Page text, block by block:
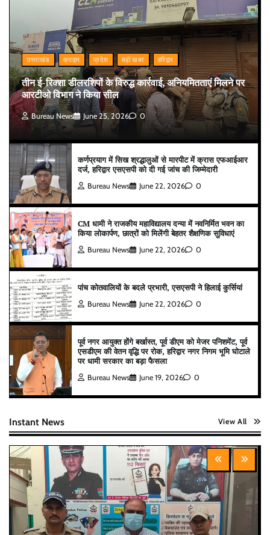
उत्तराखंड क्राइम प्रदेश बड़ी खबर हरिद्वार
तीन ई-रिक्शा डीलरशिपों के विरुद्ध कार्रवाई, अनियमितताएं मिलने पर
आरटीओ विभाग ने किया सील
Bureau News June 25, 2026 0
कर्णप्रयाग में सिख श्रद्धालुओं से मारपीट में क्रास एफआईआर
दर्ज, हरिद्वार एसएसपी को दी गई जांच की जिम्मेदारी
Bureau News June 22, 2026 0
CM धामी ने राजकीय महाविद्यालय दन्या में नवनिर्मित भवन का
किया लोकार्पण, छात्रों को मिलेंगी बेहतर शैक्षणिक सुविधाएं
Bureau News June 22, 2026 0
पांच कोतवालियों के बदले प्रभारी, एसएसपी ने हिलाई कुर्सियां
Bureau News June 22, 2026 0
पूर्व नगर आयुक्त होंगे बर्खास्त, पूर्व डीएम को मेजर पनिशमेंट, पूर्व
एसडीएम की वेतन वृद्धि पर रोक, हरिद्वार नगर निगम भूमि घोटाले
पर धामी सरकार का बड़ा फैसला
Bureau News June 19, 2026 0
Instant News View All